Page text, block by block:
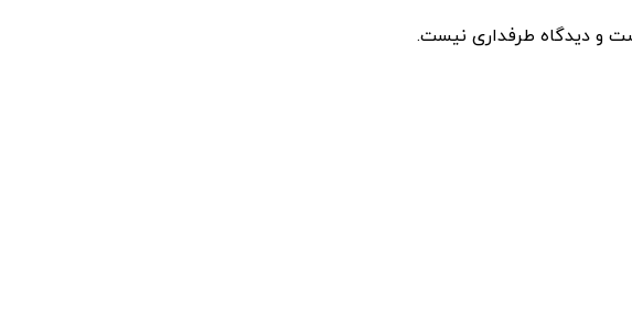
و دیدگاه طرفداری نیست.